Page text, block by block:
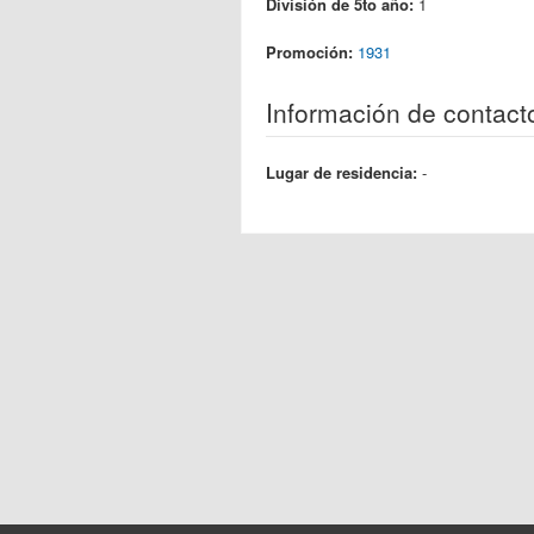
Promoción: 1931
Información de
Lugar de residencia: -